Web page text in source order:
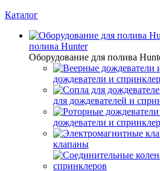
Каталог
полива Hunter
Оборудование для полива
дождеватели и
для дождевателей и
дождеватели и
клапаны